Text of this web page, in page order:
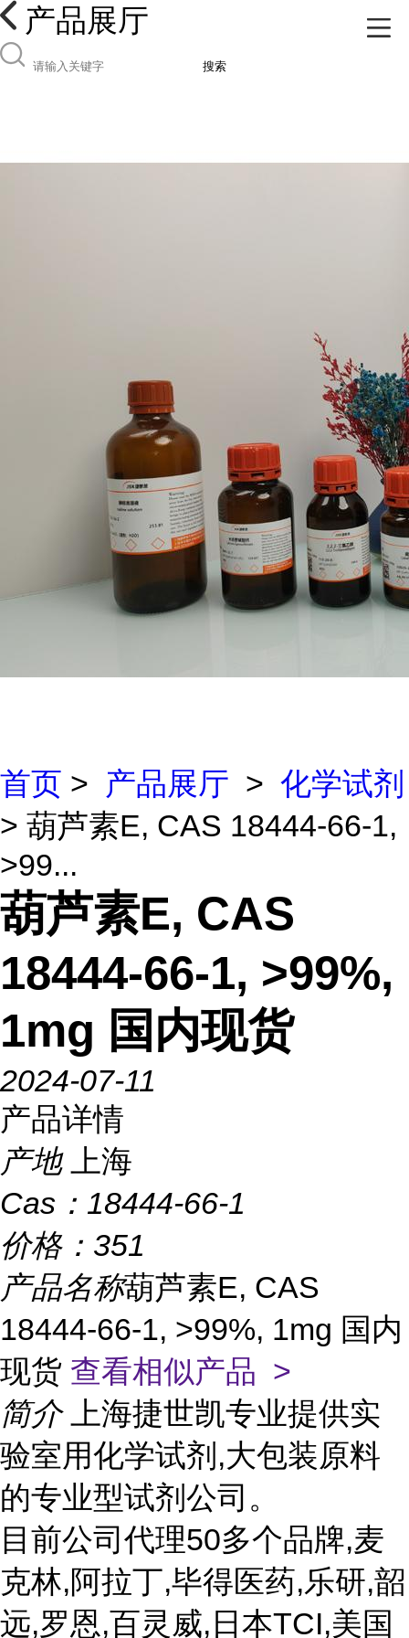
产品展厅
搜索
首页 > 产品展厅 > 化学试剂
> 葫芦素E, CAS 18444-66-1,
>99...
葫芦素E, CAS
18444-66-1, >99%,
1mg 国内现货
2024-07-11
产品详情
产地
上海
Cas： 18444-66-1
价格： 351
产品名称葫芦素E, CAS
18444-66-1, >99%, 1mg 国内
现货 查看相似产品 >
简介
上海捷世凯专业提供实
验室用化学试剂,大包装原料
的专业型试剂公司。
目前公司代理50多个品牌,麦
克林,阿拉丁,毕得医药,乐研,韶
远,罗恩,百灵威,日本TCI,美国